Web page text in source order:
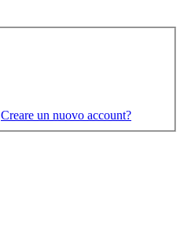
Creare un nuovo account?